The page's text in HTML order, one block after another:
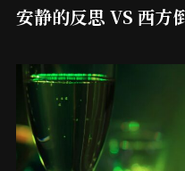
安静的反思 VS 西方